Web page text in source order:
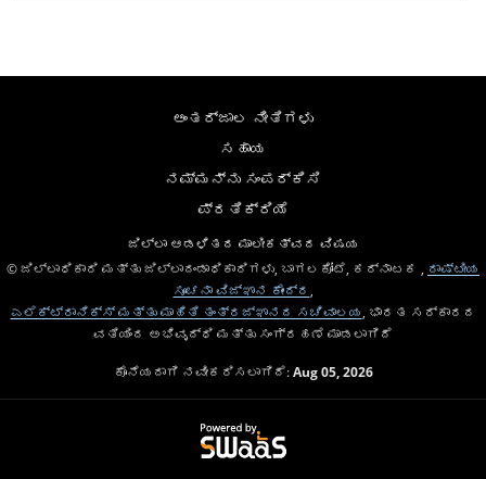
ಅಂತರ್ಜಾಲ ನೀತಿಗಳು
ಸಹಾಯ
ನಮ್ಮನ್ನು ಸಂಪರ್ಕಿಸಿ
ಪ್ರತಿಕ್ರಿಯೆ
ಜಿಲ್ಲಾ ಆಡಳಿತದ ಮಾಲೀಕತ್ವದ ವಿಷಯ
© ಜಿಲ್ಲಾಧಿಕಾರಿ ಮತ್ತು ಜಿಲ್ಲಾದಂಡಾಧಿಕಾರಿಗಳು, ಬಾಗಲಕೋಟೆ, ಕರ್ನಾಟಕ ,
ರಾಷ್ಟೀಯ
ಸೂಚನಾ ವಿಜ್ಞಾನ ಕೇಂದ್ರ
ಎಲೆಕ್ಟ್ರಾನಿಕ್ಸ್ ಮತ್ತು ಮಾಹಿತಿ ತಂತ್ರಜ್ಞಾನದ ಸಚಿವಾಲಯ , ಭಾರತ ಸರ್ಕಾರದ
ವತಿಯಿಂದ ಅಭಿವೃದ್ಧಿ ಮತ್ತು ಸಂಗ್ರಹಣೆ ಮಾಡಲಾಗಿದೆ
ಕೊನೆಯದಾಗಿ ನವೀಕರಿಸಲಾಗಿದೆ:Aug 05, 2026